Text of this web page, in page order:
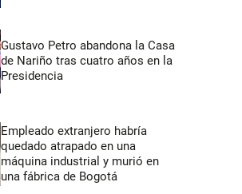
Gustavo Petro abandona la Casa
de Nariño tras cuatro años en la
Presidencia
Empleado extranjero habría
quedado atrapado en una
máquina industrial y murió en
una fábrica de Bogotá